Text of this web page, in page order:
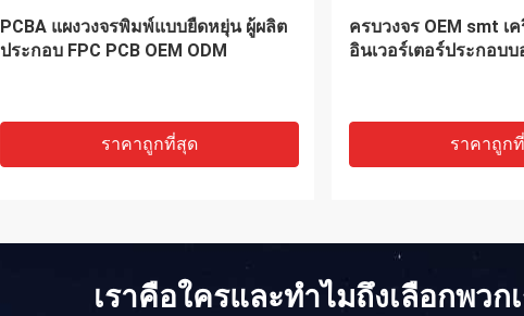
อุปกรณ์การแพทย์ PCBA FPC ผู้ผลิตแอ
สเซมบลี Flex PCB บริการ OEM ODM
ราคาถูกที่สุด
โทรศัพท์มือถือ EV การ
ที่ชาร์จอย่างรวดเร็วผู้ผ
ราคาถูก
เราคือใครและทำไมถึงเลือกพวก